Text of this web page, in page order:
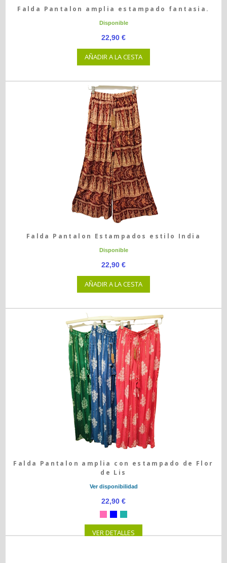
Falda Pantalon amplia estampado fantasia.
Disponible
22,90 €
AÑADIR A LA CESTA
Falda Pantalon Estampados estilo India
Disponible
22,90 €
AÑADIR A LA CESTA
Falda Pantalon amplia con estampado de Flor
de Lis
Ver disponibilidad
22,90 €
VER DETALLES